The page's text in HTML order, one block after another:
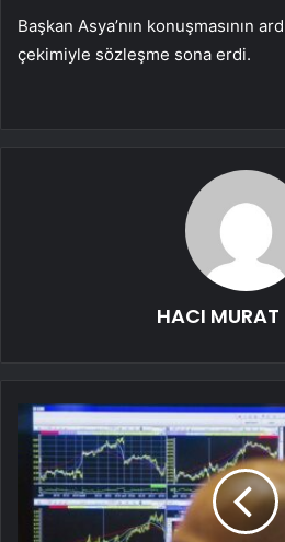
Başkan Asya’nın konuşmasının
çekimiyle sözleşme sona erdi.
HACI MURAT